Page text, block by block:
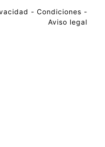
- Condiciones -
Aviso legal